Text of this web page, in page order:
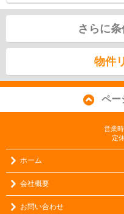
さらに
物件
ペー
営業
定
ホーム
会社概要
お問い合わせ